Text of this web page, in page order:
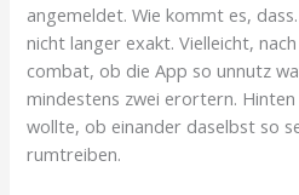
angemeldet. Wie kommt es,
nicht langer exakt. Vielleicht,
combat, ob die App so unnutz
mindestens zwei erortern. Hinten
wollte, ob einander daselbst so
rumtreiben.